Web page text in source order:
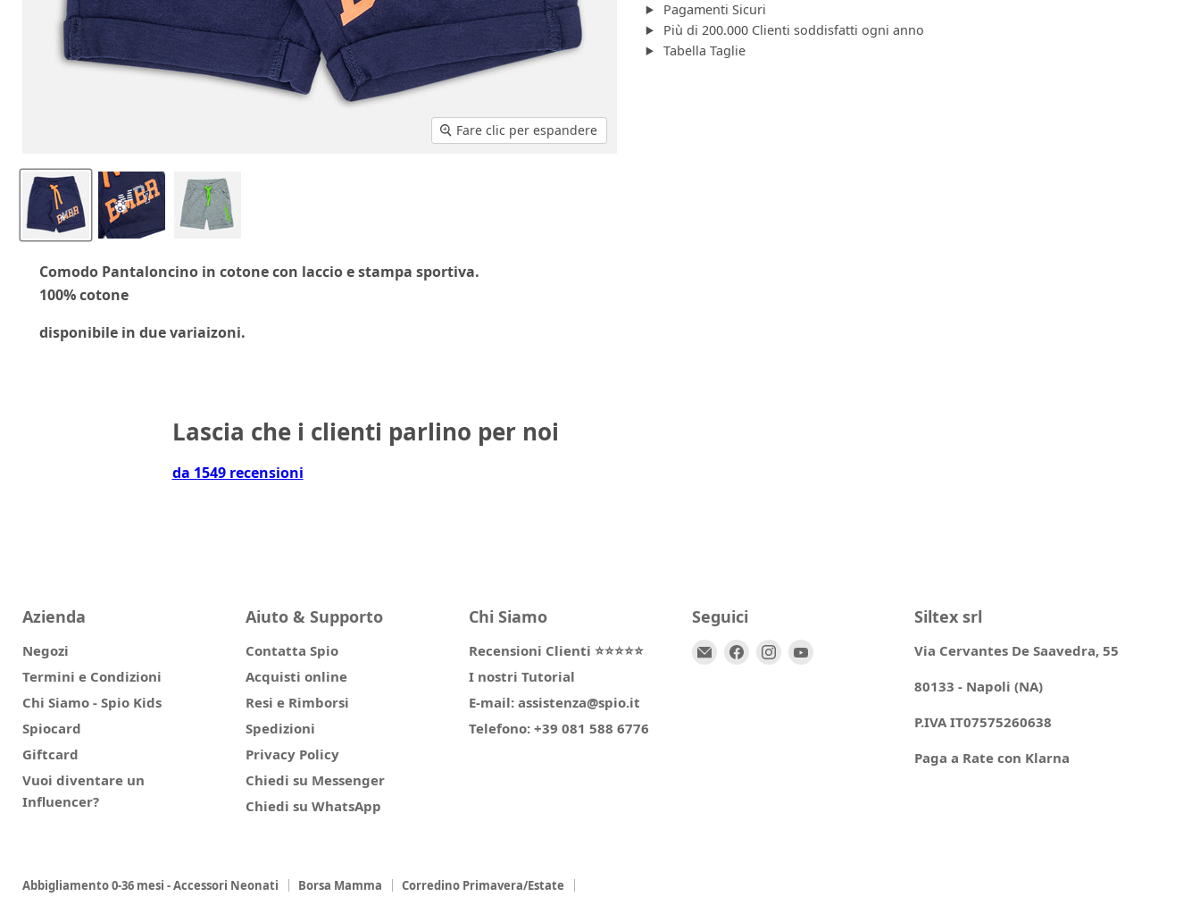
Fare clic per espandere
Pagamenti Sicuri
Più di 200.000 Clienti soddisfatti ogni anno
Tabella Taglie
Comodo Pantaloncino in cotone con laccio e stampa sportiva.
100% cotone
disponibile in due variaizoni.
Lascia che i clienti parlino per noi
da 1549 recensioni
Azienda
Negozi
Termini e Condizioni
Chi Siamo - Spio Kids
Spiocard
Giftcard
Vuoi diventare un
Influencer?
Aiuto & Supporto
Contatta Spio
Acquisti online
Resi e Rimborsi
Spedizioni
Privacy Policy
Chiedi su Messenger
Chiedi su WhatsApp
Chi Siamo
Recensioni Clienti ⭐⭐⭐⭐⭐
I nostri Tutorial
E-mail: assistenza@spio.it
Telefono: +39 081 588 6776
Seguici
Email
TrovaciTrovaci
Siltex srl
Via Cervantes De Saavedra, 55
80133 - Napoli (NA)
P.IVA IT07575260638
Paga a Rate con Klarna
Abbigliamento 0-36 mesi - Accessori Neonati Borsa Mamma
Corredino Primavera/Estate